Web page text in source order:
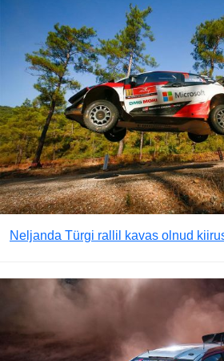
Neljanda Türgi rallil kavas olnud